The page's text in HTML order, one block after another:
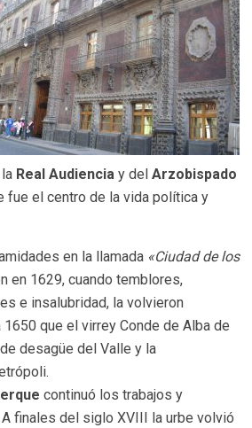
Real Audiencia y del Arzobispado
fue el centro de la vida política y
en la llamada «Ciudad de los
en 1629, cuando temblores,
e insalubridad, la volvieron
1650 que el virrey Conde de Alba de
desagüe del Valle y la
continuó los trabajos y
finales del siglo XVIII la urbe volvió